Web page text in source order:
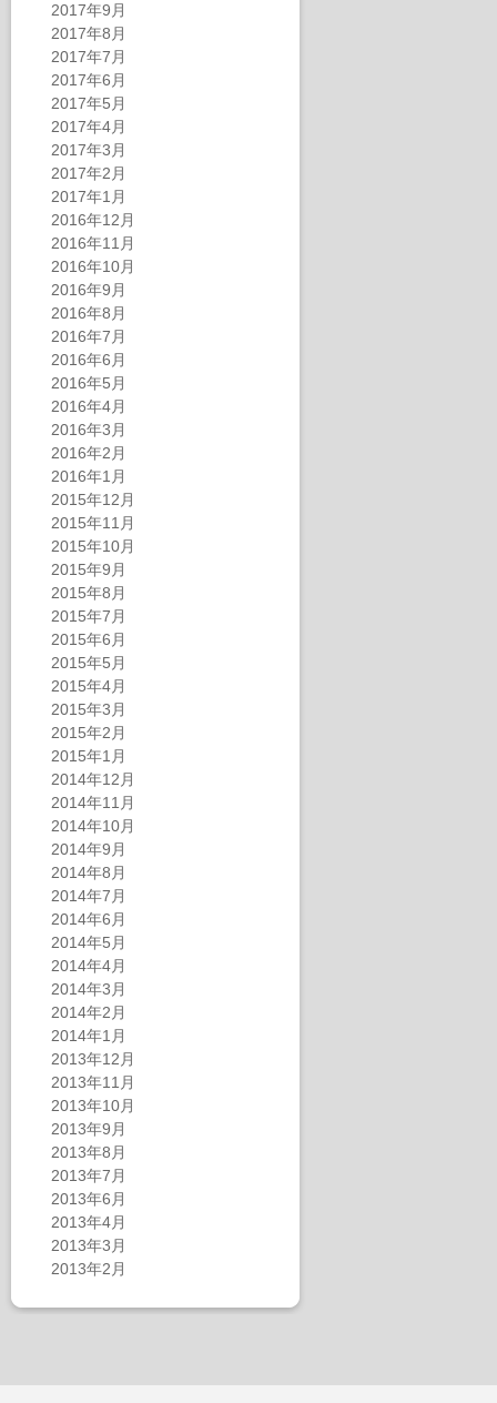
2017年9月
2017年8月
2017年7月
2017年6月
2017年5月
2017年4月
2017年3月
2017年2月
2017年1月
2016年12月
2016年11月
2016年10月
2016年9月
2016年8月
2016年7月
2016年6月
2016年5月
2016年4月
2016年3月
2016年2月
2016年1月
2015年12月
2015年11月
2015年10月
2015年9月
2015年8月
2015年7月
2015年6月
2015年5月
2015年4月
2015年3月
2015年2月
2015年1月
2014年12月
2014年11月
2014年10月
2014年9月
2014年8月
2014年7月
2014年6月
2014年5月
2014年4月
2014年3月
2014年2月
2014年1月
2013年12月
2013年11月
2013年10月
2013年9月
2013年8月
2013年7月
2013年6月
2013年4月
2013年3月
2013年2月